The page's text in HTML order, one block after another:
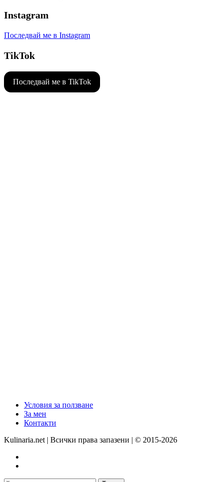
Instagram
Последвай ме в Instagram
TikTok
Последвай ме в TikTok
Условия за ползване
За мен
Контакти
Kulinaria.net | Всички права запазени | © 2015-2026